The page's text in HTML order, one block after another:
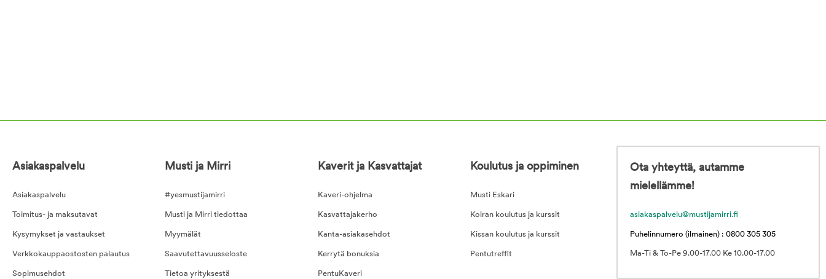
Asiakaspalvelu
Asiakaspalvelu
Toimitus- ja maksutavat
Kysymykset ja vastaukset
Verkkokauppaostosten palautus
Sopimusehdot
Musti ja Mirri
#yesmustijamirri
Musti ja Mirri tiedottaa
Myymälät
Saavutettavuusseloste
Tietoa yrityksestä
Kaverit ja Kasvattajat
Kaveri-ohjelma
Kasvattajakerho
Kanta-asiakasehdot
Kerrytä bonuksia
PentuKaveri
Koulutus ja oppiminen
Musti Eskari
Koiran koulutus ja kurssit
Kissan koulutus ja kurssit
Pentutreffit
Ota yhteyttä, autamme
mielellämme!
asiakaspalvelu@mustijamirri.fi
Puhelinnumero (ilmainen) : 0800 305 305
Ma-Ti & To-Pe 9.00-17.00 Ke 10.00-17.00